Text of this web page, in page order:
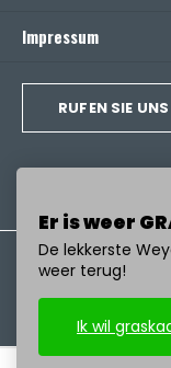
Impressum
RUFEN SIE
Er is weer
De lekkerste
weer terug!
Ik wil